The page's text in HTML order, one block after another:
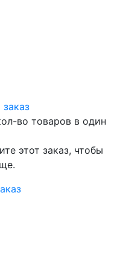
во товаров в один
этот заказ, чтобы